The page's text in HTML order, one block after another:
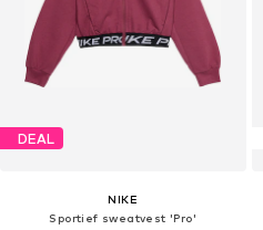
DEAL
NIKE
Sportief sweatvest 'Pro'